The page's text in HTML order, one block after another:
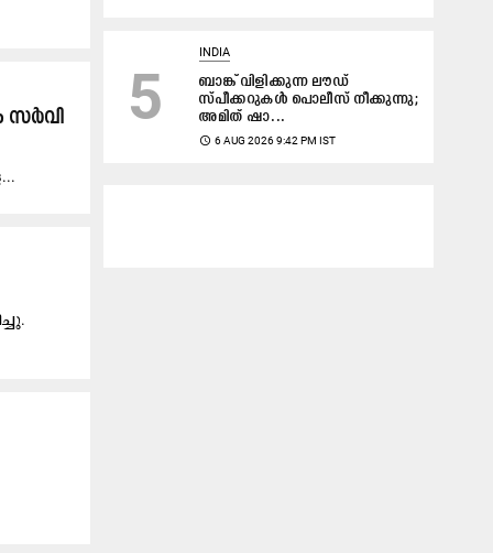
സ​ർ​വി​
5
INDIA
ബാങ്ക് വിളിക്കുന്ന ലൗഡ്‌
സ്പീക്കറുകൾ പൊലീസ് നീക്കുന്നു;
അമിത് ഷാ...
access_time 6 AUG 2026 9:42 PM IST